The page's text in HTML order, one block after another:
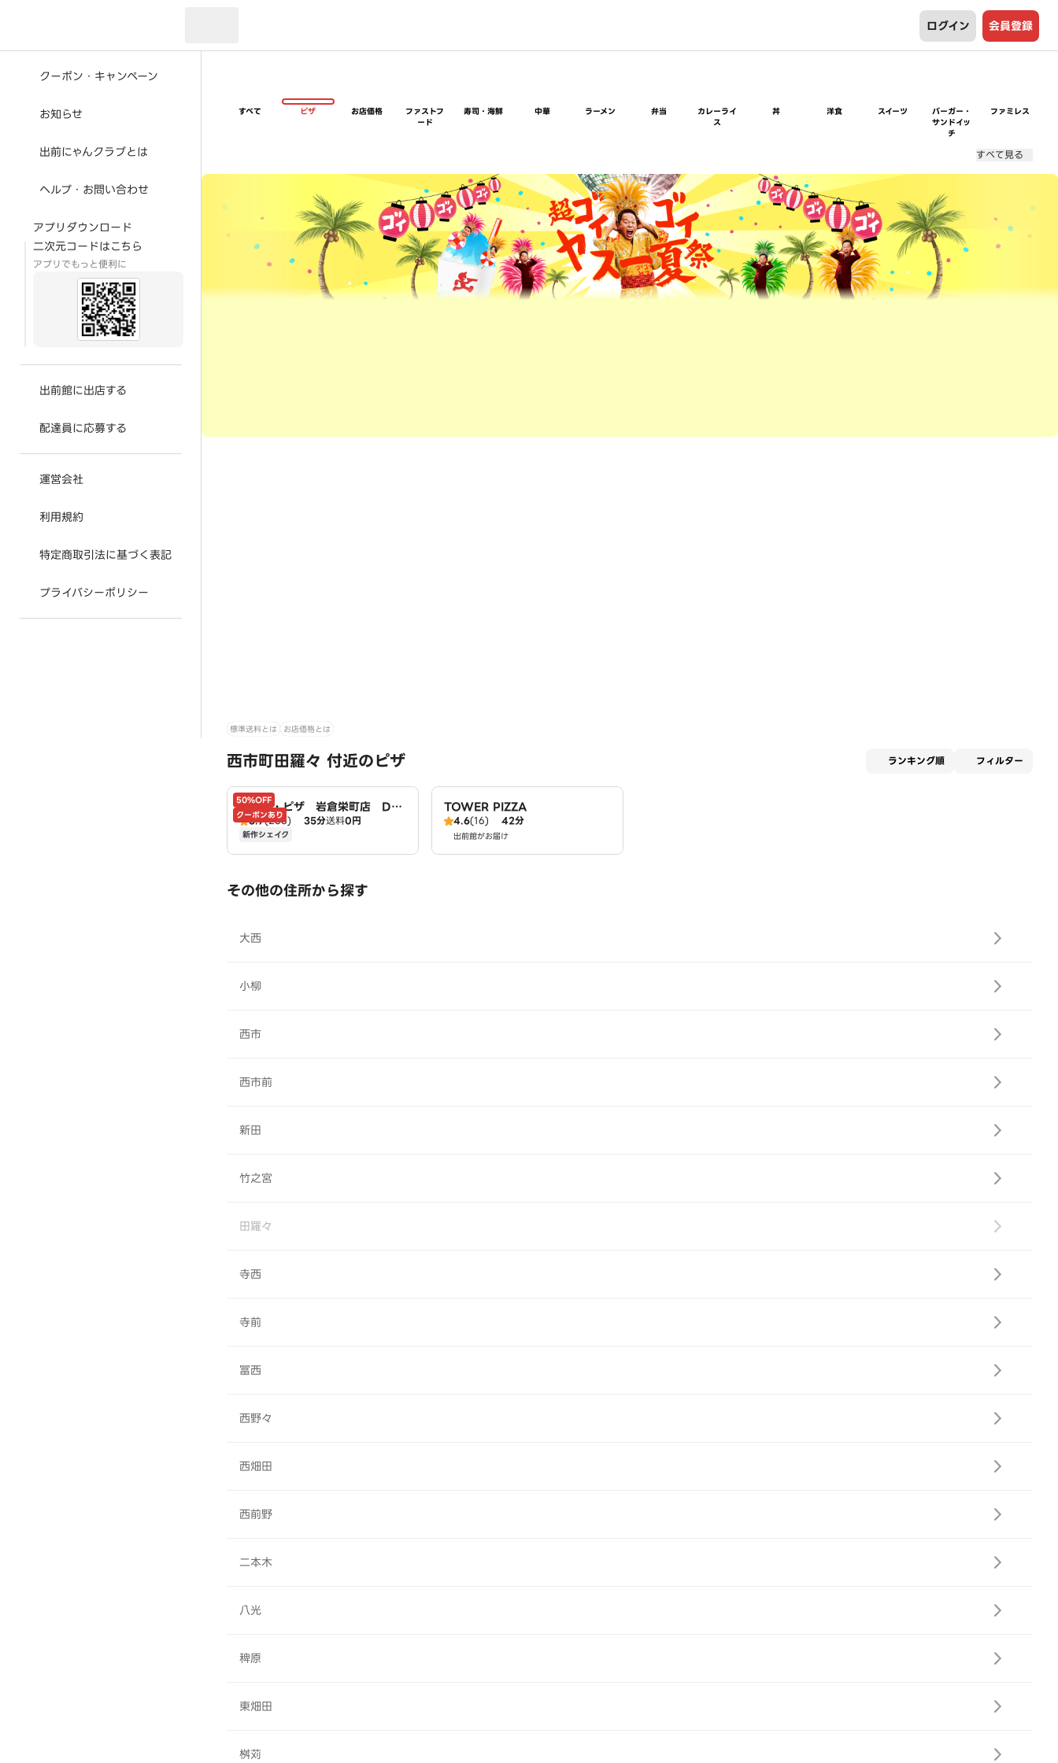
ログイン 会員登録
クーポン・キャンペーン
お知らせ
出前にゃんクラブとは
ヘルプ・お問い合わせ
アプリダウンロード
二次元コードはこちら
アプリでもっと便利に
出前館に出店する
配達員に応募する
運営会社
利用規約
特定商取引法に基づく表記
プライバシーポリシー
すべて ピザ お店価格
ファストフ
ード
寿司・海鮮 中華 ラーメン 弁当
カレーライ
ス
丼 洋食 スイーツ
バーガー・
サンドイッ
チ
ファミレス
すべて見る
超ゴイゴイヤスー夏祭
標準送料とは お店価格とは
西市町田羅々 付近のピザ ランキング順 フィルター
50%OFF
クーポンあり
ドミノ・ピザ 岩倉栄町店 Do
mino's
3.7(235) 35分送料0円
新作シェイク
TOWER PIZZA
4.6(16) 42分
出前館がお届け
その他の住所から探す
大西
小柳
西市
西市前
新田
竹之宮
田羅々
寺西
寺前
冨西
西野々
西畑田
西前野
二本木
八光
稗原
東畑田
桝苅